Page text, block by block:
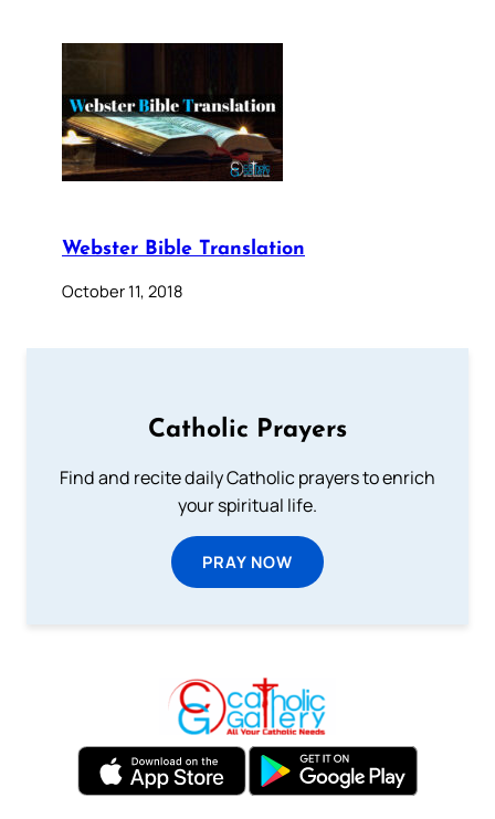
Webster Bible Translation
October 11, 2018
Catholic Prayers
Find and recite daily Catholic prayers to enrich
your spiritual life.
PRAY NOW